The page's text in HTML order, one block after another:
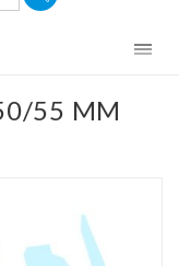
55 MM